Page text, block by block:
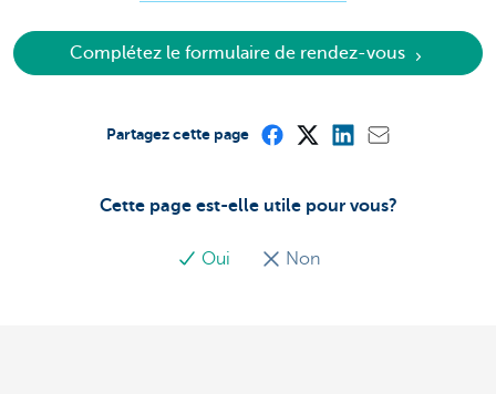
Complétez le formulaire de rendez-vous
Cette page est-elle utile pour vous?
Oui Non
Partagez cette page